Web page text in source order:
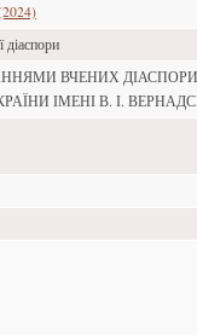
діаспори
ВЧЕНИХ
ІМЕНІ В. І.